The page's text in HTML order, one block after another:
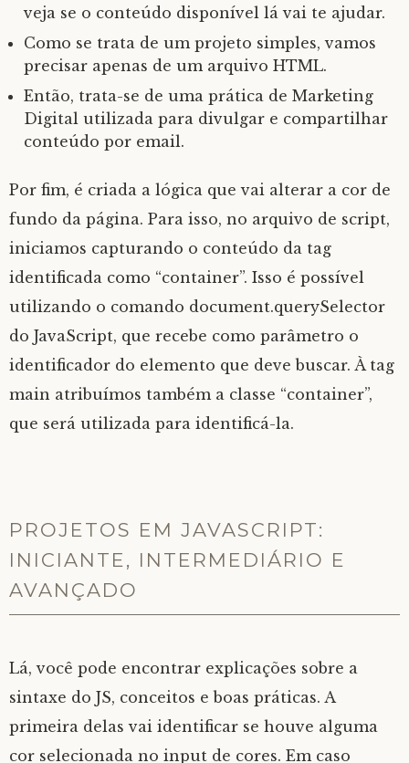
veja se o conteúdo disponível lá vai te ajudar.
Como se trata de um projeto simples, vamos
precisar apenas de um arquivo HTML.
Então, trata-se de uma prática de Marketing
Digital utilizada para divulgar e compartilhar
conteúdo por email.
Por fim, é criada a lógica que vai alterar a cor de
fundo da página. Para isso, no arquivo de script,
iniciamos capturando o conteúdo da tag
identificada como “container”. Isso é possível
utilizando o comando document.querySelector
do JavaScript, que recebe como parâmetro o
identificador do elemento que deve buscar. À tag
main atribuímos também a classe “container”,
que será utilizada para identificá-la.
PROJETOS EM JAVASCRIPT:
INICIANTE, INTERMEDIÁRIO E
AVANÇADO
Lá, você pode encontrar explicações sobre a
sintaxe do JS, conceitos e boas práticas. A
primeira delas vai identificar se houve alguma
cor selecionada no input de cores. Em caso